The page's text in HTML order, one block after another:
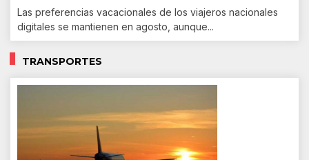
Las preferencias vacacionales de los viajeros nacionales
digitales se mantienen en agosto, aunque...
TRANSPORTES